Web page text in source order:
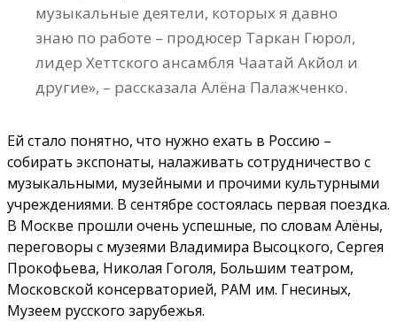
музыкальные деятели, которых я давно
знаю по работе – продюсер Таркан Гюрол,
лидер Хеттского ансамбля Чаатай Акйол и
другие», – рассказала Алёна Палажченко.
Ей стало понятно, что нужно ехать в Россию –
собирать экспонаты, налаживать сотрудничество с
музыкальными, музейными и прочими культурными
учреждениями. В сентябре состоялась первая поездка.
В Москве прошли очень успешные, по словам Алёны,
переговоры с музеями Владимира Высоцкого, Сергея
Прокофьева, Николая Гоголя, Большим театром,
Московской консерваторией, РАМ им. Гнесиных,
Музеем русского зарубежья.